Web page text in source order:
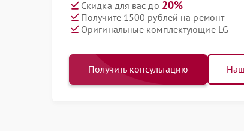
Скидка для вас до 20%
Получите 1500 рублей на ремонт
Оригинальные комплектующие LG
Получить консультацию